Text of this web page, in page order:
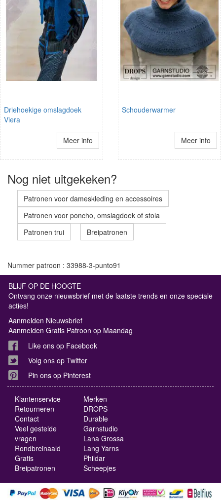
Driehoekige omslagdoek
Viera
Meer info
Schouderwarmer
Meer info
Nog niet uitgekeken?
Patronen voor dameskleding en accessoires
Patronen voor poncho, omslagdoek of stola
Patronen trui
Breipatronen
Nummer patroon : 33988-3-punto91
BLIJF OP DE HOOGTE
Ontvang onze nieuwsbrief met de laatste trends en onze speciale
acties!
Aanmelden Nieuwsbrief
Aanmelden Gratis Patroon op Maandag
Like ons op Facebook
Volg ons op Twitter
Pin ons op Pinterest
Klantenservice
Retourneren
Contact
Veel gestelde
vragen
Rondbreinaald
Gratis
Breipatronen
Merken
DROPS
Durable
Garnstudio
Lana Grossa
Lang Yarns
Phildar
Scheepjes